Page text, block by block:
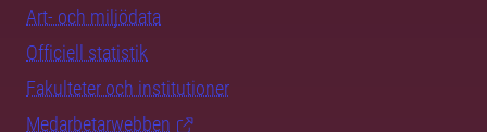
Art- och miljödata
Officiell statistik
Fakulteter och institutioner
Medarbetarwebben